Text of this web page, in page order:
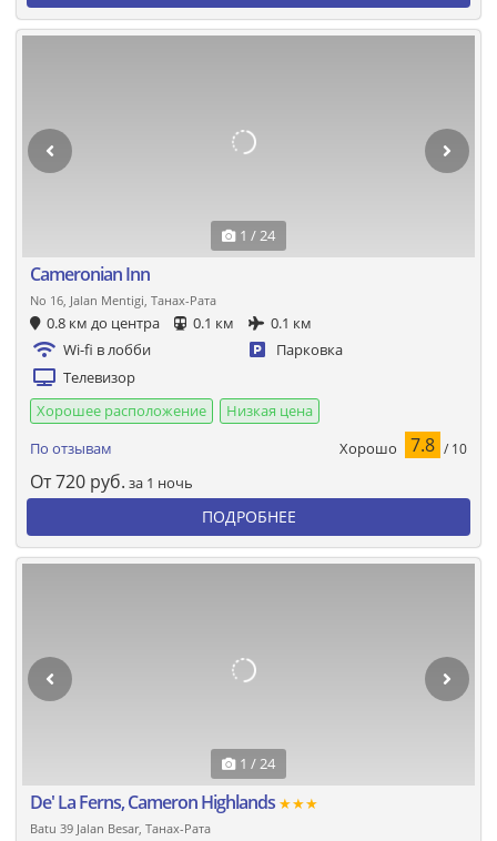
1 / 24
Cameronian Inn
No 16, Jalan Mentigi, Танах-Рата
0.8 км до центра 0.1 км
0.1 км
Wi-fi в лобби
Парковка
Телевизор
Хорошее расположение
Низкая цена
По отзывам
Хорошо 7.8 / 10
От720 руб. за 1 ночь
ПОДРОБНЕЕ
1 / 24
De' La Ferns, Cameron Highlands ★★★
Batu 39 Jalan Besar, Танах-Рата